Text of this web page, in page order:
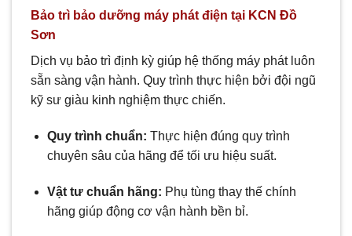
Bảo trì bảo dưỡng máy phát điện tại KCN Đồ
Sơn
Dịch vụ bảo trì định kỳ giúp hệ thống máy phát luôn
sẵn sàng vận hành. Quy trình thực hiện bởi đội ngũ
kỹ sư giàu kinh nghiệm thực chiến.
Quy trình chuẩn: Thực hiện đúng quy trình
chuyên sâu của hãng để tối ưu hiệu suất.
Vật tư chuẩn hãng: Phụ tùng thay thế chính
hãng giúp động cơ vận hành bền bỉ.